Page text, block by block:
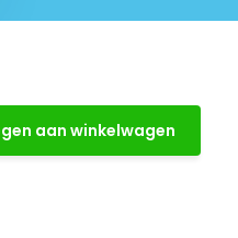
aan winkelwagen